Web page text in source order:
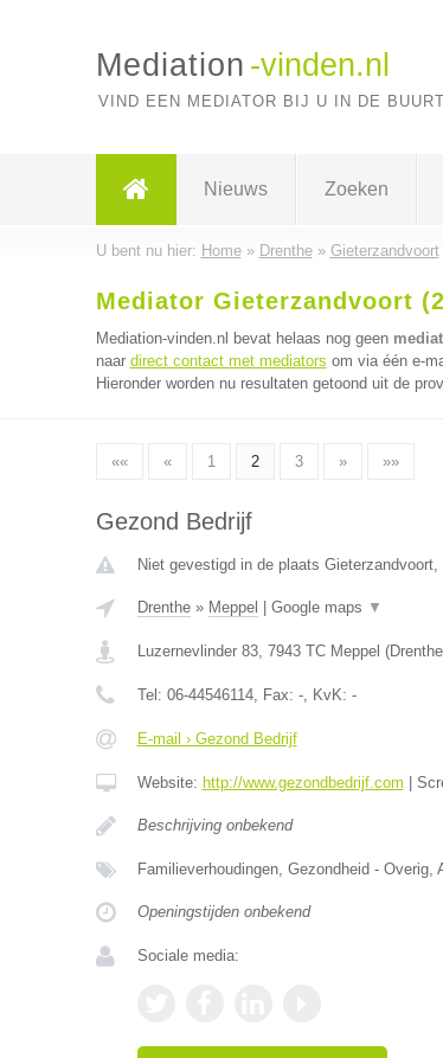
Mediation -vinden.nl
VIND EEN MEDIATOR BIJ U IN DE
Nieuws Zoeken
U bent nu hier: Home» Drenthe» Gieterzandvoort
Mediator Gieterzandvoort
Mediation-vinden.nl bevat helaas nog geen
naar direct contact met mediators om via één e-
Hieronder worden nu resultaten getoond uit de
«« « 1 2 3 » »»
Gezond Bedrijf
Niet gevestigd in de plaats
Drenthe» Meppel Google maps ▼
Luzernevlinder 83, 7943 TC Meppel (Drenthe
Tel: 06-44546114, Fax: -, KvK: -
E-mail › Gezond Bedrijf
Website: http://www.gezondbedrijf.com
Beschrijving onbekend
Familieverhoudingen, Gezondheid - Overig,
Openingstijden onbekend
Sociale media: